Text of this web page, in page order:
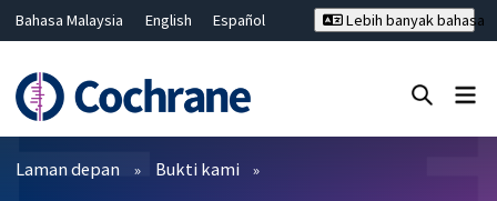
Bahasa Malaysia English
Español
Hrvatski
Deutsch ไทย
繁體中文
简体中文
Lebih banyak bahasa
Penapis
Laman depan Bukti kami